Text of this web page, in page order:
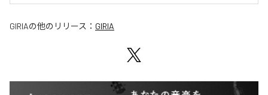
GIRIAの他のリリース： GIRIA